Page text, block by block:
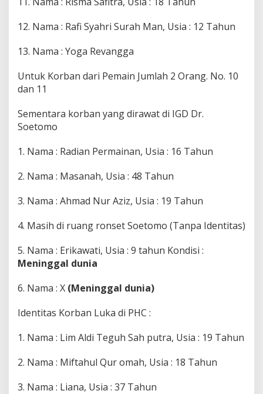
12. Nama : Rafi Syahri Surah Man, Usia : 12 Tahun
13. Nama : Yoga Revangga
Untuk Korban dari Pemain Jumlah 2 Orang. No. 10
dan 11
Sementara korban yang dirawat di IGD Dr.
Soetomo
1. Nama : Radian Permainan, Usia : 16 Tahun
2. Nama : Masanah, Usia : 48 Tahun
3. Nama : Ahmad Nur Aziz, Usia : 19 Tahun
4. Masih di ruang ronset Soetomo (Tanpa Identitas)
5. Nama : Erikawati, Usia : 9 tahun Kondisi :
Meninggal dunia
6. Nama : X (Meninggal dunia)
Identitas Korban Luka di PHC :
1. Nama : Lim Aldi Teguh Sah putra, Usia : 19 Tahun
2. Nama : Miftahul Qur omah, Usia : 18 Tahun
3. Nama : Liana, Usia : 37 Tahun